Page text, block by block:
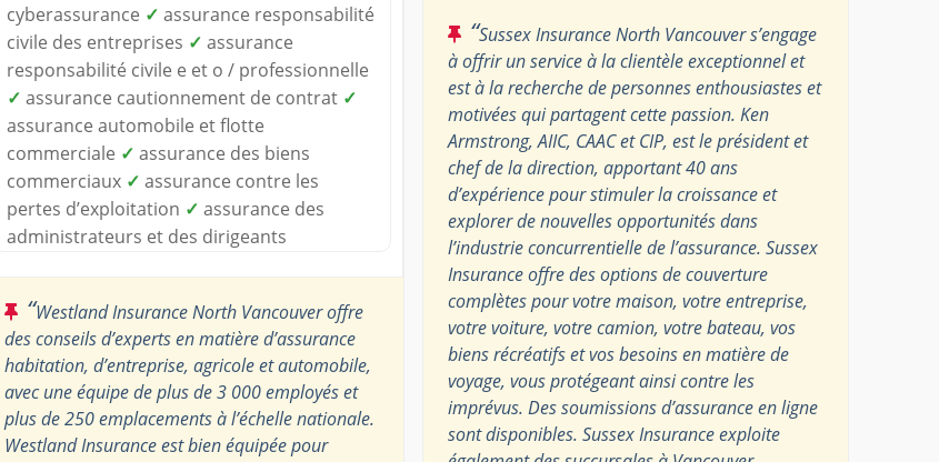
cyberassurance ✓ assurance responsabilité
civile des entreprises ✓ assurance
responsabilité civile e et o / professionnelle
✓ assurance cautionnement de contrat ✓
assurance automobile et flotte
commerciale ✓ assurance des biens
commerciaux ✓ assurance contre les
pertes d’exploitation ✓ assurance des
administrateurs et des dirigeants
“Westland Insurance North Vancouver offre
des conseils d’experts en matière d’assurance
habitation, d’entreprise, agricole et automobile,
avec une équipe de plus de 3 000 employés et
plus de 250 emplacements à l’échelle nationale.
Westland Insurance est bien équipée pour
“Sussex Insurance North Vancouver s’engage
à offrir un service à la clientèle exceptionnel et
est à la recherche de personnes enthousiastes et
motivées qui partagent cette passion. Ken
Armstrong, AIIC, CAAC et CIP, est le président et
chef de la direction, apportant 40 ans
d’expérience pour stimuler la croissance et
explorer de nouvelles opportunités dans
l’industrie concurrentielle de l’assurance. Sussex
Insurance offre des options de couverture
complètes pour votre maison, votre entreprise,
votre voiture, votre camion, votre bateau, vos
biens récréatifs et vos besoins en matière de
voyage, vous protégeant ainsi contre les
imprévus. Des soumissions d’assurance en ligne
sont disponibles. Sussex Insurance exploite